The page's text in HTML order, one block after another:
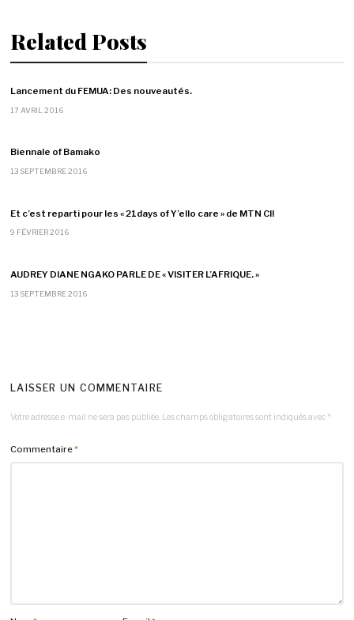
Related Posts
Lancement du FEMUA: Des nouveautés.
17 AVRIL 2016
Biennale of Bamako
13 SEPTEMBRE 2016
Et c’est reparti pour les « 21days of Y’ello care » de MTN CI!
9 FÉVRIER 2016
AUDREY DIANE NGAKO PARLE DE « VISITER L’AFRIQUE. »
13 SEPTEMBRE 2016
LAISSER UN COMMENTAIRE
Votre adresse e-mail ne sera pas publiée. Les champs obligatoires sont indiqués avec *
Commentaire*